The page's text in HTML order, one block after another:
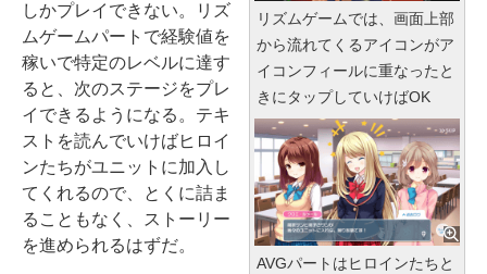
リズムゲームでは、画面上部
から流れてくるアイコンがア
イコンフィールに重なったと
きにタップしていけばOK
AVGパートはヒロインたちと
しかプレイできない。リズ
ムゲームパートで経験値を
稼いで特定のレベルに達す
ると、次のステージをプレ
イできるようになる。テキ
ストを読んでいけばヒロイ
ンたちがユニットに加入し
てくれるので、とくに詰ま
ることもなく、ストーリー
を進められるはずだ。